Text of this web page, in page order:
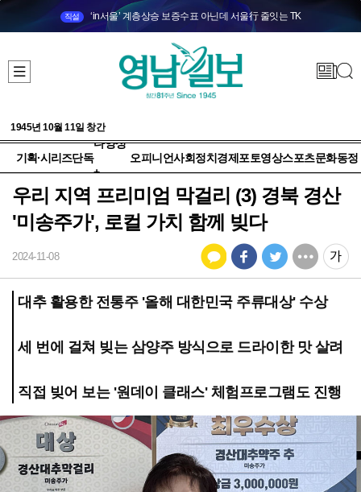
직설 ‘in서울’ 계층상승 보증수표 아닌데 서울行 줄잇는 TK
1945년 10월 11일 창간
기획·시리즈단독
다양성
+
오피니언사회정치 경제 포토영상스포츠문화동정
우리 지역 프리미엄 막걸리 (3) 경북 경산
'미송주가', 로컬 가치 함께 빚다
2024-11-08
대추 활용한 전통주 '올해 대한민국 주류대상' 수상
세 번에 걸쳐 빚는 삼양주 방식으로 드라이한 맛 살려
직접 빚어 보는 '원데이 클래스' 체험프로그램도 진행